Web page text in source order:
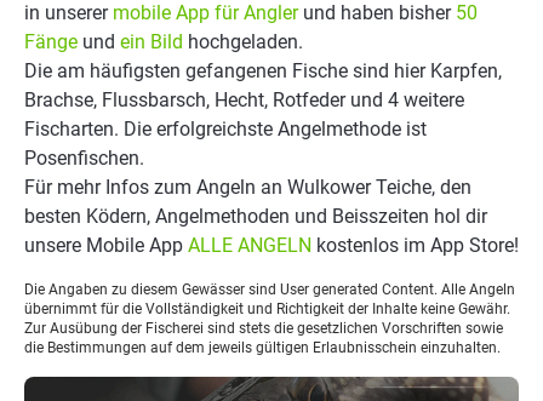
in unserer mobile App für Anglerund haben bisher 50
Fänge und ein Bild hochgeladen.
Die am häufigsten gefangenen Fische sind hier Karpfen,
Brachse, Flussbarsch, Hecht, Rotfeder und 4 weitere
Fischarten. Die erfolgreichste Angelmethode ist
Posenfischen.
Für mehr Infos zum Angeln an Wulkower Teiche, den
besten Ködern, Angelmethoden und Beisszeiten hol dir
unsere Mobile App ALLE ANGELN kostenlos im App Store!
Die Angaben zu diesem Gewässer sind User generated Content. Alle Angeln
übernimmt für die Vollständigkeit und Richtigkeit der Inhalte keine Gewähr.
Zur Ausübung der Fischerei sind stets die gesetzlichen Vorschriften sowie
die Bestimmungen auf dem jeweils gültigen Erlaubnisschein einzuhalten.